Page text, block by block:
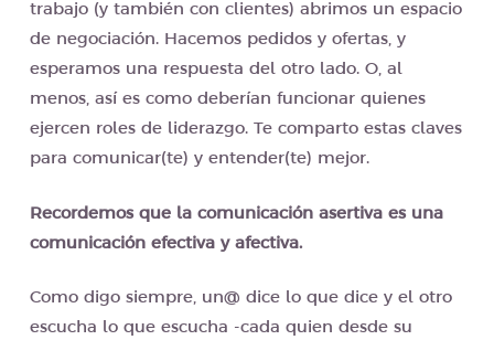
trabajo (y también con clientes) abrimos un espacio
de negociación. Hacemos pedidos y ofertas, y
esperamos una respuesta del otro lado. O, al
menos, así es como deberían funcionar quienes
ejercen roles de liderazgo. Te comparto estas claves
para comunicar(te) y entender(te) mejor.
Recordemos que la comunicación asertiva es una
comunicación efectiva y afectiva.
Como digo siempre, un@ dice lo que dice y el otro
escucha lo que escucha -cada quien desde su